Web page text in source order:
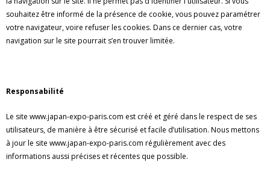
souhaitez être informé de la présence de cookie, vous pouvez paramétrer
votre navigateur, voire refuser les cookies. Dans ce dernier cas, votre
navigation sur le site pourrait s’en trouver limitée.
Responsabilité
Le site www.japan-expo-paris.com est créé et géré dans le respect de ses
utilisateurs, de manière à être sécurisé et facile d’utilisation. Nous mettons
à jour le site www.japan-expo-paris.com régulièrement avec des
informations aussi précises et récentes que possible.